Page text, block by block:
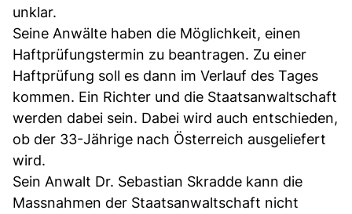
unklar.
Seine Anwälte haben die Möglichkeit, einen
Haftprüfungstermin zu beantragen. Zu einer
Haftprüfung soll es dann im Verlauf des Tages
kommen. Ein Richter und die Staatsanwaltschaft
werden dabei sein. Dabei wird auch entschieden,
ob der 33-Jährige nach Österreich ausgeliefert
wird.
Sein Anwalt Dr. Sebastian Skradde kann die
Massnahmen der Staatsanwaltschaft nicht